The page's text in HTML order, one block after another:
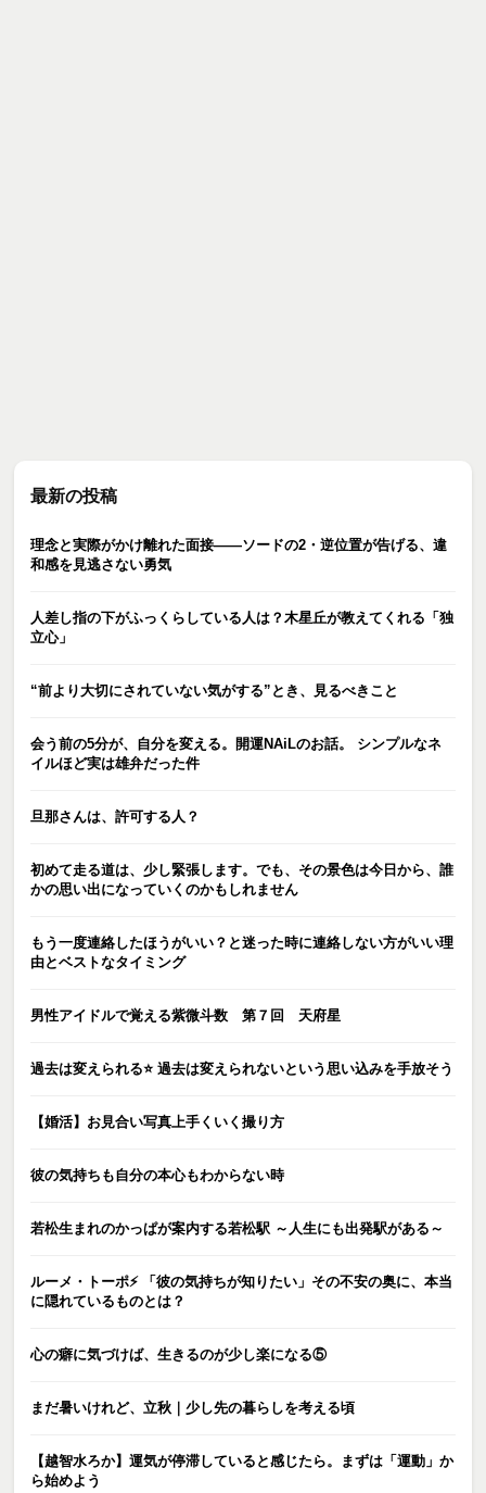
最新の投稿
理念と実際がかけ離れた面接――ソードの2・逆位置が告げる、違
和感を見逃さない勇気
人差し指の下がふっくらしている人は？木星丘が教えてくれる「独
立心」
“前より大切にされていない気がする”とき、見るべきこと
会う前の5分が、自分を変える。開運NAiLのお話。 シンプルなネ
イルほど実は雄弁だった件
旦那さんは、許可する人？
初めて走る道は、少し緊張します。でも、その景色は今日から、誰
かの思い出になっていくのかもしれません
もう一度連絡したほうがいい？と迷った時に連絡しない方がいい理
由とベストなタイミング
男性アイドルで覚える紫微斗数 第７回 天府星
過去は変えられる⭐️ 過去は変えられないという思い込みを手放そう
【婚活】お見合い写真上手くいく撮り方
彼の気持ちも自分の本心もわからない時
若松生まれのかっぱが案内する若松駅 ～人生にも出発駅がある～
ルーメ・トーポ⚡️ 「彼の気持ちが知りたい」その不安の奥に、本当
に隠れているものとは？
心の癖に気づけば、生きるのが少し楽になる⑤
まだ暑いけれど、立秋｜少し先の暮らしを考える頃
【越智水ろか】運気が停滞していると感じたら。まずは「運動」か
ら始めよう